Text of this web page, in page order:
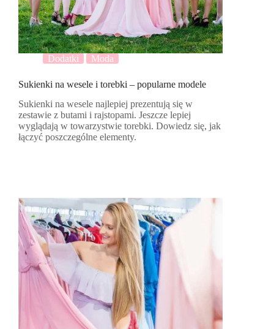
Dodatki Moda
Sukienki na wesele i torebki – popularne modele
Sukienki na wesele najlepiej prezentują się w
zestawie z butami i rajstopami. Jeszcze lepiej
wyglądają w towarzystwie torebki. Dowiedz się, jak
łączyć poszczególne elementy.